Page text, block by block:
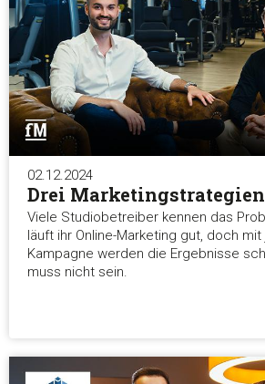
02.12.2024
Drei Marketingstrategien
Viele Studiobetreiber kennen das
läuft ihr Online-Marketing gut, doch
Kampagne werden die Ergebnisse
muss nicht sein.